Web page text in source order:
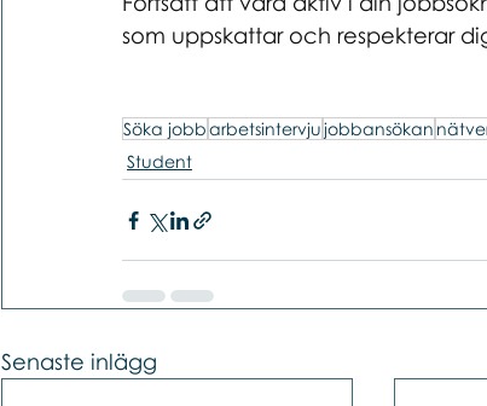
som uppskattar och respekterar
Söka jobbarbetsintervjujobbansökan
Student
Senaste inlägg